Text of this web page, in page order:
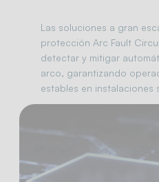
Las soluciones a gran
protección Arc Fault
detectar y mitigar
arco, garantizando
estables en instalaciones